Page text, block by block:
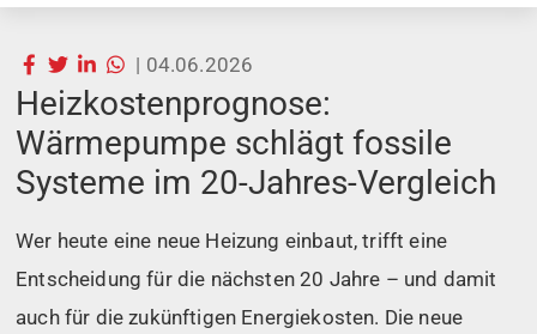
| 04.06.2026
Heizkostenprognose:
Wärmepumpe schlägt fossile
Systeme im 20-Jahres-Vergleich
Wer heute eine neue Heizung einbaut, trifft eine
Entscheidung für die nächsten 20 Jahre – und damit
auch für die zukünftigen Energiekosten. Die neue